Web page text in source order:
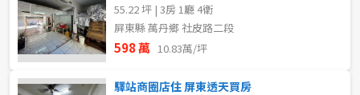
55.22 坪 | 3房 1廳 4衛
屏東縣 萬丹鄉 社皮路二段
598 萬 10.83萬/坪
驛站商圈店住 屏東透天買房